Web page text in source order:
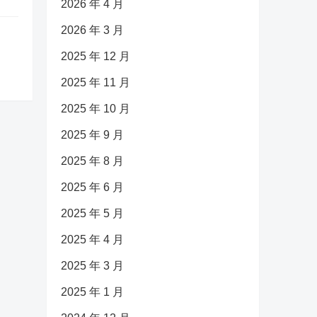
2026 年 4 月
2026 年 3 月
2025 年 12 月
2025 年 11 月
2025 年 10 月
2025 年 9 月
2025 年 8 月
2025 年 6 月
2025 年 5 月
2025 年 4 月
2025 年 3 月
2025 年 1 月